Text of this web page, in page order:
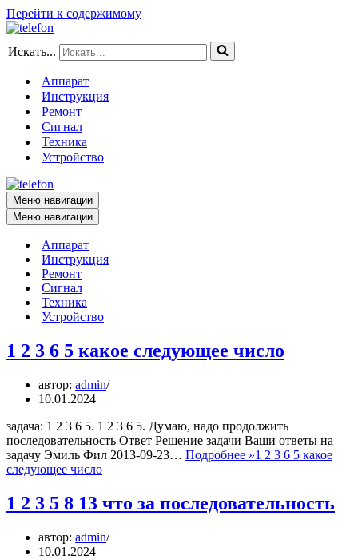
Перейти к содержимому
Искать...
Аппарат
Инструкция
Ремонт
Сигнал
Техника
Устройство
Меню навигации
Меню навигации
Аппарат
Инструкция
Ремонт
Сигнал
Техника
Устройство
1 2 3 6 5 какое следующее число
автор: admin
10.01.2024
задача: 1 2 3 6 5. 1 2 3 6 5. Думаю, надо продолжить
последовательность Ответ Решение задачи Ваши ответы на
задачу Эмиль Фил 2013-09-23… Подробнее »1 2 3 6 5 какое
следующее число
1 2 3 5 8 13 что за последовательность
автор: admin
10.01.2024